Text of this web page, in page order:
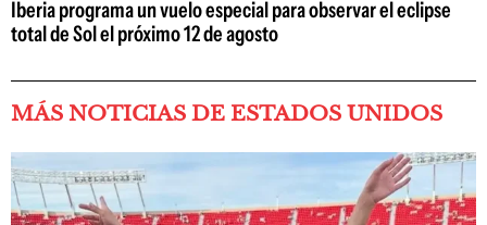
Iberia programa un vuelo especial para observar el eclipse
total de Sol el próximo 12 de agosto
MÁS NOTICIAS DE ESTADOS UNIDOS